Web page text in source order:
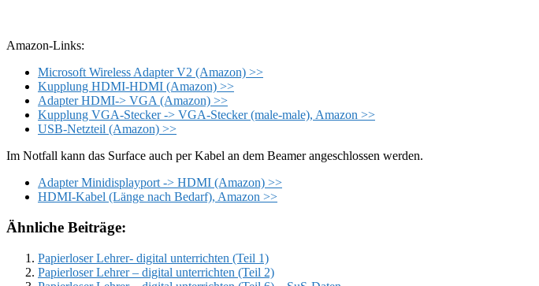
Amazon-Links:
Microsoft Wireless Adapter V2 (Amazon) >>
Kupplung HDMI-HDMI (Amazon) >>
Adapter HDMI-> VGA (Amazon) >>
Kupplung VGA-Stecker -> VGA-Stecker (male-male), Amazon >>
USB-Netzteil (Amazon) >>
Im Notfall kann das Surface auch per Kabel an dem Beamer angeschlossen werden.
Adapter Minidisplayport -> HDMI (Amazon) >>
HDMI-Kabel (Länge nach Bedarf), Amazon >>
Ähnliche Beiträge:
Papierloser Lehrer- digital unterrichten (Teil 1)
Papierloser Lehrer – digital unterrichten (Teil 2)